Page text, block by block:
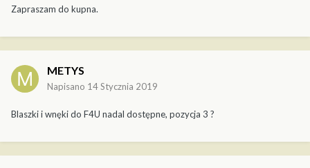
Zapraszam do kupna.
METYS
Napisano 14 Stycznia 2019
Blaszki i wnęki do F4U nadal dostępne, pozycja 3 ?